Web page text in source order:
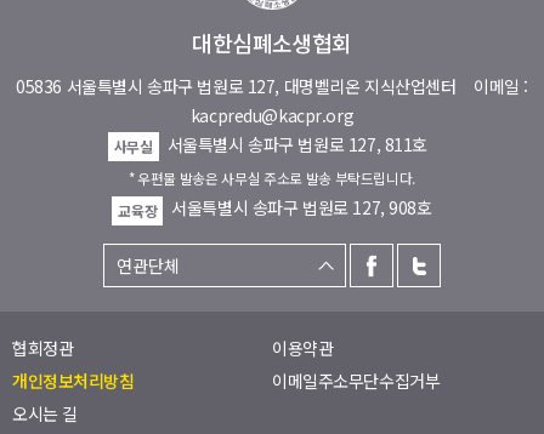
대한심폐소생협회
05836 서울특별시 송파구 법원로 127, 대명벨리온 지식산업센터 이메일 :
kacpredu@kacpr.org
사무실 서울특별시 송파구 법원로 127, 811호
* 우편물 발송은 사무실 주소로 발송 부탁드립니다.
교육장
서울특별시 송파구 법원로 127, 908호
협회정관
이용약관
개인정보처리방침
이메일주소무단수집거부
오시는 길